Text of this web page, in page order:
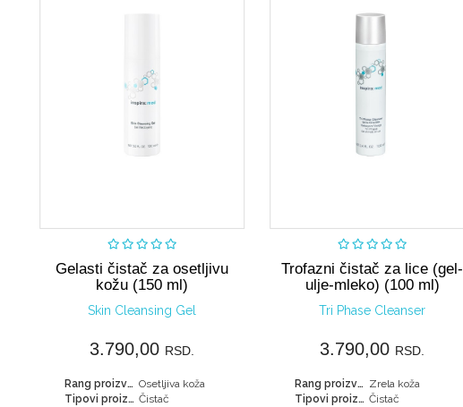
Gelasti čistač za osetljivu
kožu (150 ml)
Skin Cleansing Gel
3.790,00 RSD.
Rang proizvoda: Osetljiva koža
Tipovi proizvoda: Čistač
Trofazni čistač za lice (gel-
ulje-mleko) (100 ml)
Tri Phase Cleanser
3.790,00 RSD.
Rang proizvoda: Zrela koža
Tipovi proizvoda: Čistač